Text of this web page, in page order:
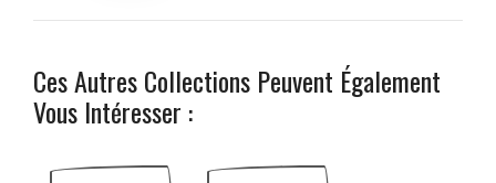
Ces Autres Collections Peuvent Également
Vous Intéresser :